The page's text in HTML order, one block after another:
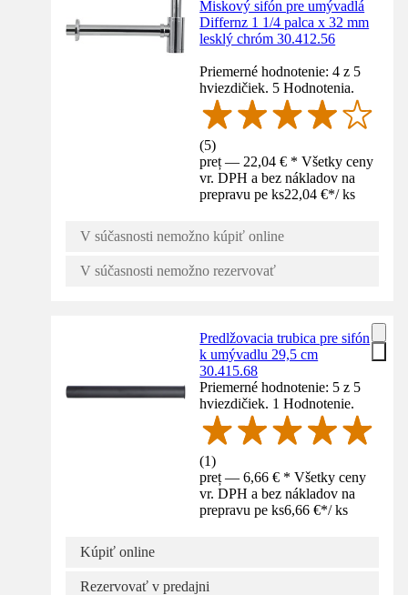
Miskový sifón pre umývadlá
Differnz 1 1/4 palca x 32 mm
lesklý chróm 30.412.56
Priemerné hodnotenie: 4 z 5
hviezdičiek. 5 Hodnotenia.
(5)
preț — 22,04 € * Všetky ceny
vr. DPH a bez nákladov na
prepravu pe ks22,04 €*/ ks
V súčasnosti nemožno kúpiť online
V súčasnosti nemožno rezervovať
Predlžovacia trubica pre sifón
k umývadlu 29,5 cm
30.415.68
Priemerné hodnotenie: 5 z 5
hviezdičiek. 1 Hodnotenie.
(1)
preț — 6,66 € * Všetky ceny
vr. DPH a bez nákladov na
prepravu pe ks6,66 €*/ ks
Kúpiť online
Rezervovať v predajni